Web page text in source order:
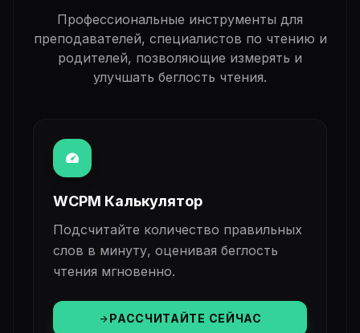
Профессиональные инструменты для
преподавателей, специалистов по чтению и
родителей, позволяющие измерять и
улучшать беглость чтения.
speed
WCPM Калькулятор
Подсчитайте количество правильных
слов в минуту, оценивая беглость
чтения мгновенно.
arrow_forwardРАССЧИТАЙТЕ СЕЙЧАС